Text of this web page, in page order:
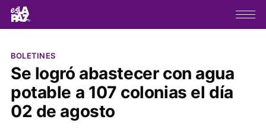
BOLETINES
Se logró abastecer con agua
potable a 107 colonias el día
02 de agosto